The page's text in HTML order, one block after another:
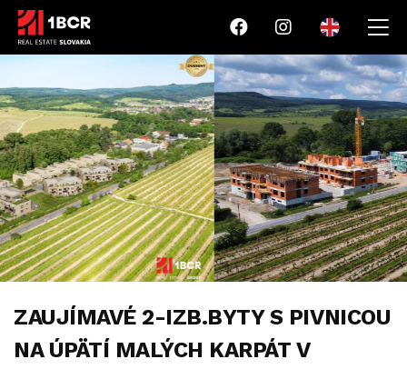
ZAUJÍMAVÉ 2-IZB.BYTY S PIVNICOU
NA ÚPÄTÍ MALÝCH KARPÁT V